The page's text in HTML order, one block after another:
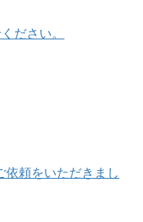
ださい。
依頼をいただきまし